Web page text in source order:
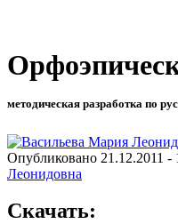
методическая разработка по
Опубликовано 21.12.2011 -
Леонидовна
Скачать: